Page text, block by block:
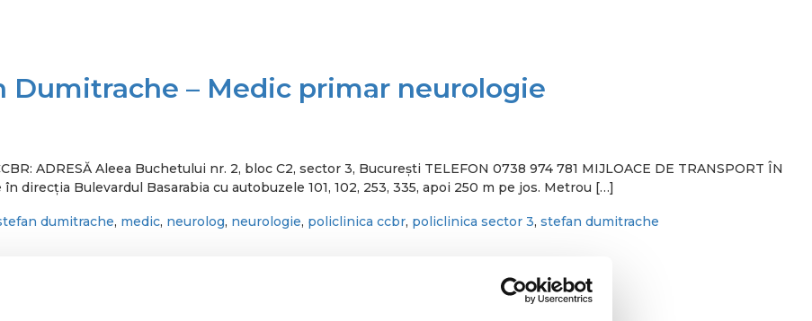
MEDICI CONTACT CARIERE Participa la un Studiu Clinic
Dumitrache – Medic primar neurologie
ADRESĂ Aleea Buchetului nr. 2, bloc C2, sector 3, București TELEFON 0738 974 781 MIJLOACE DE TRANSPORT ÎN
direcția Bulevardul Basarabia cu autobuzele 101, 102, 253, 335, apoi 250 m pe jos. Metrou […]
dumitrache, medic, neurolog, neurologie, policlinica ccbr, policlinica sector 3, stefan dumitrache
Salem – Medic specialist neurologie